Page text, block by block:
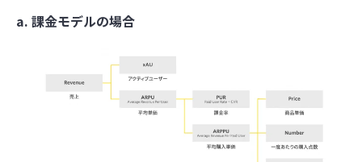
a. 課金モデルの場合